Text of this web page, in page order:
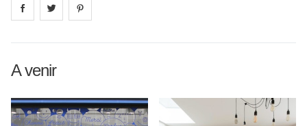
Share on facebook
Share on
A venir